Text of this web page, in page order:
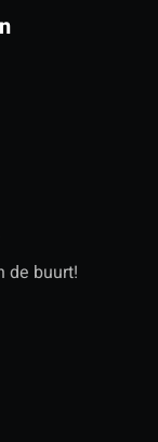
de buurt!